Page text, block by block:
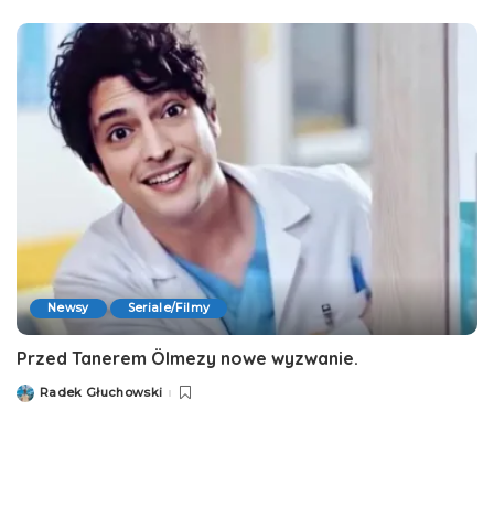
Newsy Seriale/Filmy
Przed Tanerem Ölmezy nowe wyzwanie.
PostedRadek Głuchowski